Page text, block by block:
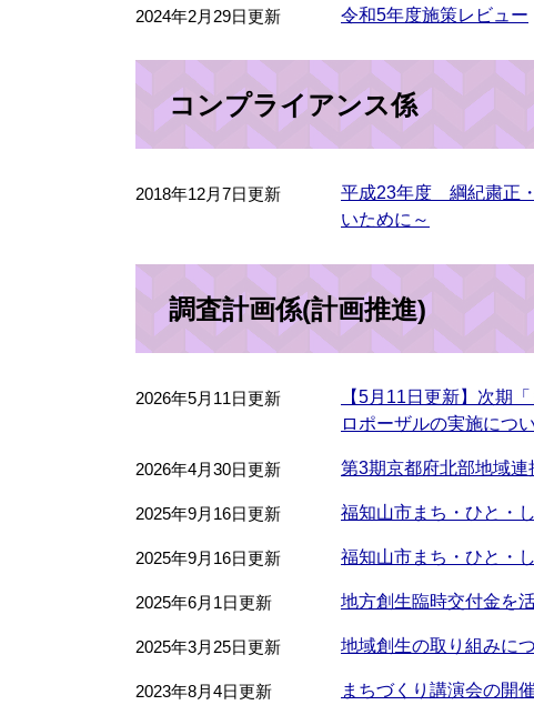
2024年2月29日更新 令和5年度施策レビュー
コンプライアンス係
2018年12月7日更新
平成23年度 綱紀粛正
いために～
調査計画係(計画推進)
2026年5月11日更新
【5月11日更新】次期
ロポーザルの実施につ
2026年4月30日更新 第3期京都府北部地域
2025年9月16日更新 福知山市まち・ひと・
2025年9月16日更新 福知山市まち・ひと・
2025年6月1日更新 地方創生臨時交付金を
2025年3月25日更新 地域創生の取り組みに
2023年8月4日更新 まちづくり講演会の開